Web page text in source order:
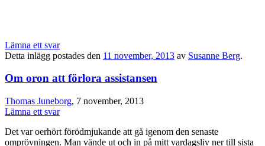
Lämna ett svar
Detta inlägg postades den 11 november, 2013 av Susanne Berg.
Om oron att förlora assistansen
Thomas Juneborg, 7 november, 2013
Lämna ett svar
Det var oerhört förödmjukande att gå igenom den senaste
omprövningen. Man vände ut och in på mitt vardagsliv ner till sista